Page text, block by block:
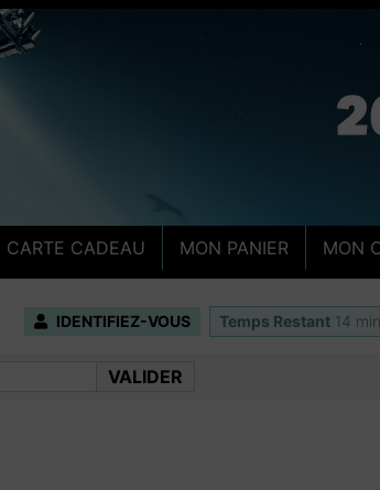
CARTE CADEAU MON PANIER MON
IDENTIFIEZ-VOUS Temps Restant 14
VALIDER